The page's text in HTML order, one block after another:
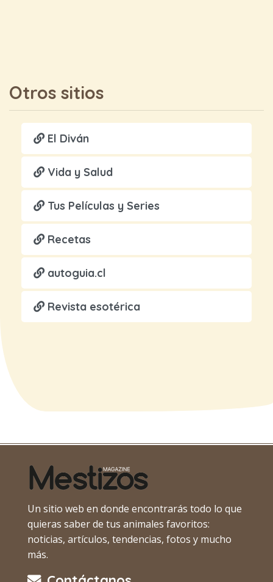
Otros sitios
El Diván
Vida y Salud
Tus Películas y Series
Recetas
autoguia.cl
Revista esotérica
Un sitio web en donde encontrarás todo lo que
quieras saber de tus animales favoritos:
noticias, artículos, tendencias, fotos y mucho
más.